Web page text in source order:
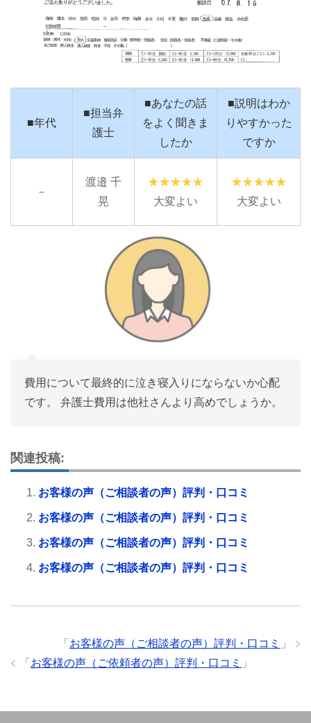
■年代
■担当弁
護士
■あなたの話
をよく聞きま
したか
■説明はわか
りやすかった
ですか
－
渡邉 千
晃
大変よい 大変よい
費用について最終的に泣き寝入りにならないか心配
です。 弁護士費用は他社さんより高めでしょうか。
関連投稿:
お客様の声（ご相談者の声）評判・口コミ
お客様の声（ご相談者の声）評判・口コミ
お客様の声（ご相談者の声）評判・口コミ
お客様の声（ご相談者の声）評判・口コミ
「 お客様の声（ご相談者の声）評判・口コミ
」
「 お客様の声（ご依頼者の声）評判・口コミ 」